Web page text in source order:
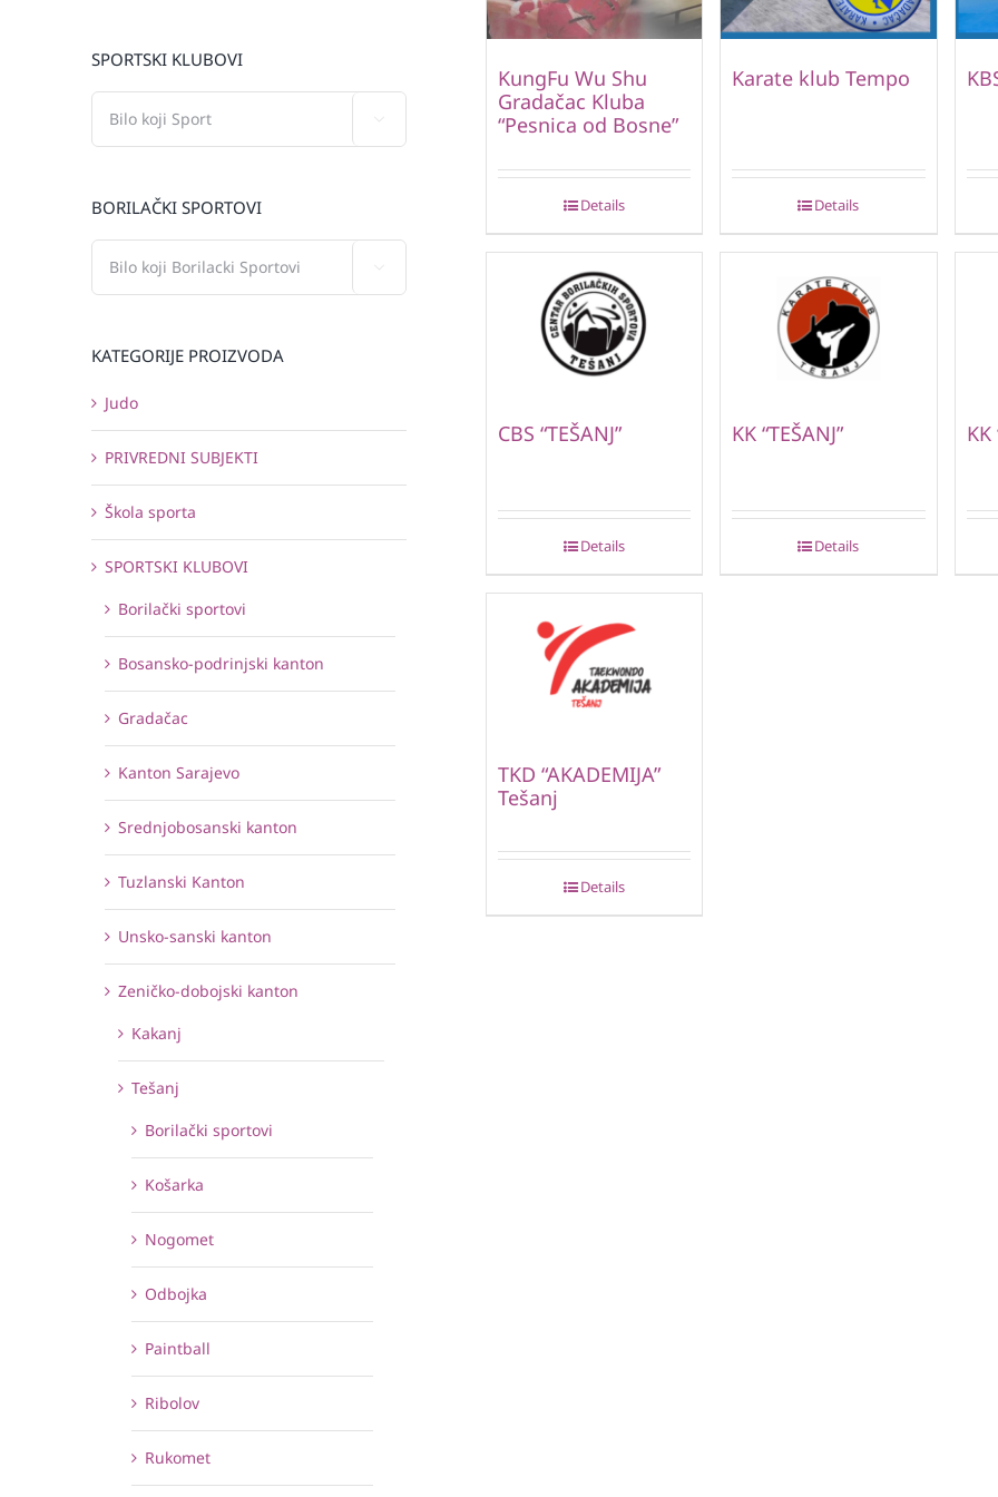
KungFu Wu Shu
Gradačac Kluba
“Pesnica od Bosne”
Details
Karate klub Tempo
Details
CBS “TEŠANJ”
Details
KK “TEŠANJ”
Details
KK
TKD “AKADEMIJA”
Tešanj
Details
SPORTSKI KLUBOVI
BORILAČKI SPORTOVI
KATEGORIJE PROIZVODA
Judo
PRIVREDNI SUBJEKTI
Škola sporta
SPORTSKI KLUBOVI
Borilački sportovi
Bosansko-podrinjski kanton
Gradačac
Kanton Sarajevo
Srednjobosanski kanton
Tuzlanski Kanton
Unsko-sanski kanton
Zeničko-dobojski kanton
Kakanj
Tešanj
Borilački sportovi
Košarka
Nogomet
Odbojka
Paintball
Ribolov
Rukomet